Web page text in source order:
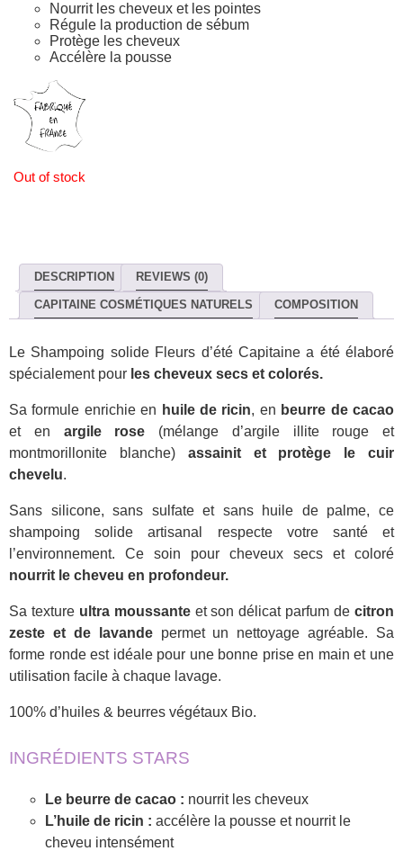
Nourrit les cheveux et les pointes
Régule la production de sébum
Protège les cheveux
Accélère la pousse
Out of stock
DESCRIPTION REVIEWS (0)
CAPITAINE COSMÉTIQUES NATURELS COMPOSITION
Le Shampoing solide Fleurs d’été Capitaine a été élaboré
spécialement pour les cheveux secs et colorés.
Sa formule enrichie en huile de ricin, en beurre de cacao
et en argile rose (mélange d’argile illite rouge et
montmorillonite blanche) assainit et protège le cuir
chevelu.
Sans silicone, sans sulfate et sans huile de palme, ce
shampoing solide artisanal respecte votre santé et
l’environnement. Ce soin pour cheveux secs et coloré
nourrit le cheveu en profondeur.
Sa textureultra moussanteet son délicat parfum de citron
zeste et de lavandepermet un nettoyage agréable. Sa
forme ronde est idéale pour une bonne prise en main et une
utilisation facile à chaque lavage.
100% d’huiles & beurres végétaux Bio.
INGRÉDIENTS STARS
Le beurre de cacao : nourrit les cheveux
L’huile de ricin : accélère la pousse et nourrit le
cheveu intensément